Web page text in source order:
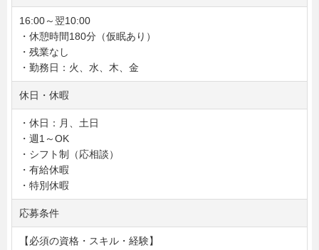
16:00～翌10:00
・休憩時間180分（仮眠あり）
・残業なし
・勤務日：火、水、木、金
休日・休暇
・休日：月、土日
・週1～OK
・シフト制（応相談）
・有給休暇
・特別休暇
応募条件
【必須の資格・スキル・経験】